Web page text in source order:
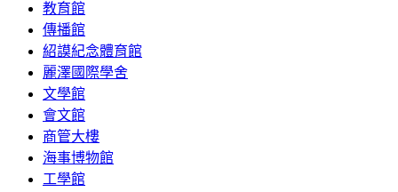
教育館
傳播館
紹謨紀念體育館
麗澤國際學舍
文學館
會文館
商管大樓
海事博物館
工學館